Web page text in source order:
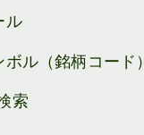
ル
ル（銘柄コード）
索